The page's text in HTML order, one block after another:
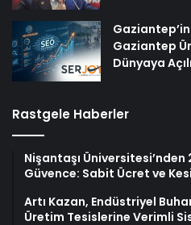
Gaziantep
Dünyaya
Rastgele Haberler
Nişantaşı Üniversitesi’nden
Güvence: Sabit Ücret ve
Artı Kazan, Endüstriyel
Üretim Tesislerine Verimli